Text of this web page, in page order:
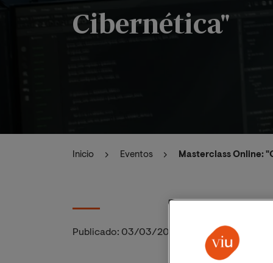
Cibernética"
Inicio Eventos Masterclass Online:
Publicado: 03/03/2025 Actualizado: